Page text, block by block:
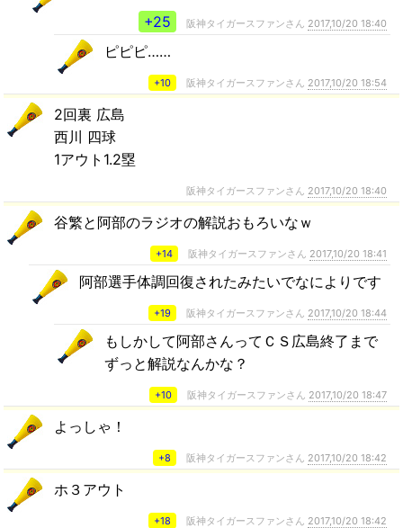
+25
阪神タイガースファンさん 2017,10/20 18:40
ピピピ……
+10 阪神タイガースファンさん 2017,10/20 18:54
2回裏 広島
西川 四球
1アウト1.2塁
阪神タイガースファンさん 2017,10/20 18:40
谷繁と阿部のラジオの解説おもろいなｗ
+14 阪神タイガースファンさん 2017,10/20 18:41
阿部選手体調回復されたみたいでなによりです
+19 阪神タイガースファンさん 2017,10/20 18:44
もしかして阿部さんってＣＳ広島終了まで
ずっと解説なんかな？
+10 阪神タイガースファンさん 2017,10/20 18:47
よっしゃ！
+8 阪神タイガースファンさん 2017,10/20 18:42
ホ３アウト
+18 阪神タイガースファンさん 2017,10/20 18:42